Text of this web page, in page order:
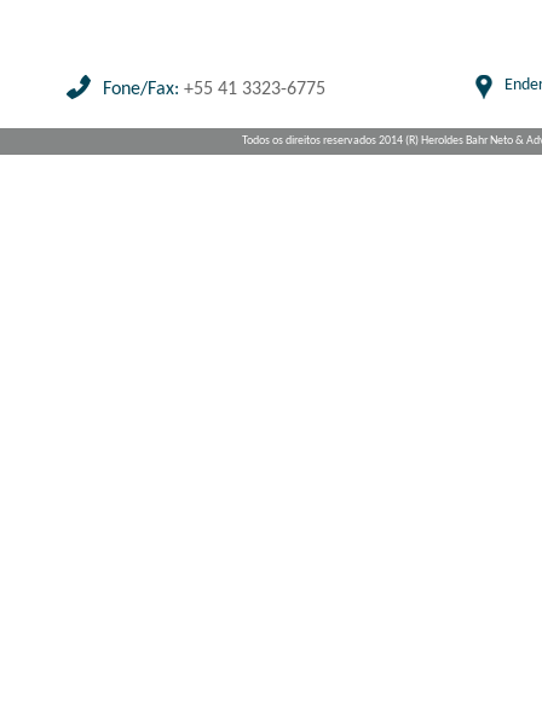
Fone/Fax: +55 41 3323-6775
Todos os direitos reservados 2014 (R) Heroldes Bahr Neto &